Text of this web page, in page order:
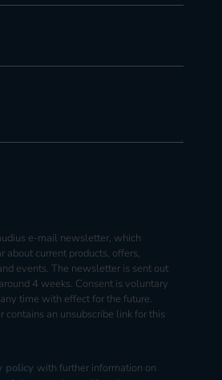
e-mail newsletter, which
about current products, offers,
events. The newsletter is sent out
4 weeks. Consent is voluntary
time with effect for the future.
contains an unsubscribe link for this
policy with further information on